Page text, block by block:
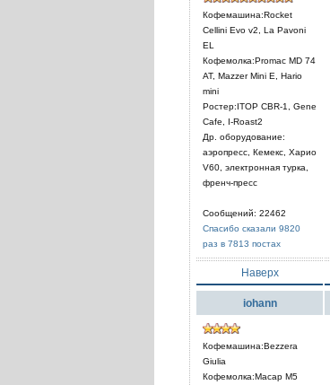
Кофемашина:Rocket
Cellini Evo v2, La Pavoni
EL
Кофемолка:Promac MD 74
AT, Mazzer Mini E, Hario
mini
Ростер:ITOP CBR-1, Gene
Cafe, I-Roast2
Др. оборудование:
аэропресс, Кемекс, Харио
V60, электронная турка,
френч-пресс
Сообщений: 22462
Спасибо сказали 9820
раз в 7813 постах
Наверх
iohann
Кофемашина:Bezzera
Giulia
Кофемолка:Macap M5